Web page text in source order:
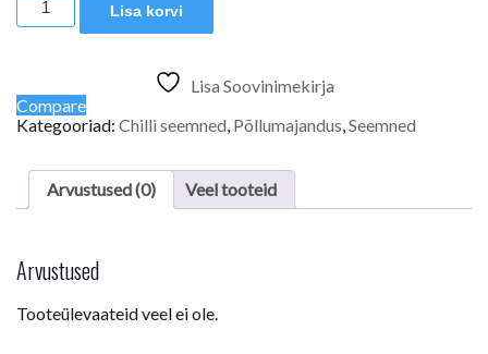
kogus
Lisa korvi
Lisa Soovinimekirja
Compare
Kategooriad: Chilli seemned Põllumajandus Seemned
Arvustused (0) Veel tooteid
Arvustused
Tooteülevaateid veel ei ole.